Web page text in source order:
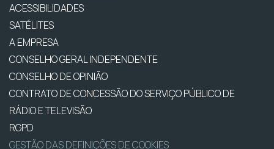
ACESSIBILIDADES
SATÉLITES
A EMPRESA
CONSELHO GERAL INDEPENDENTE
CONSELHO DE OPINIÃO
CONTRATO DE CONCESSÃO DO SERVIÇO PÚBLICO DE
RÁDIO E TELEVISÃO
RGPD
GESTÃO DAS DEFINIÇÕES DE COOKIES